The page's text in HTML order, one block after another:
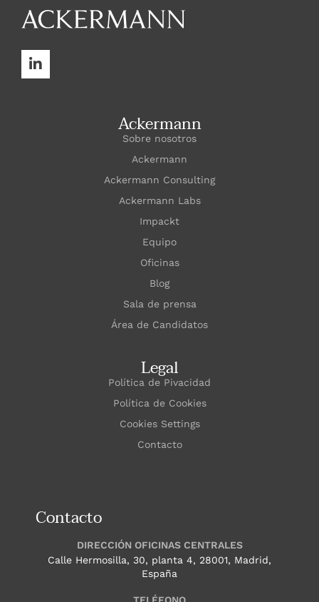
Ackermann
Sobre nosotros
Ackermann
Ackermann Consulting
Ackermann Labs
Impackt
Equipo
Oficinas
Blog
Sala de prensa
Área de Candidatos
Legal
Política de Pivacidad
Política de Cookies
Cookies Settings
Contacto
Contacto
DIRECCIÓN OFICINAS CENTRALES
Calle Hermosilla, 30, planta 4, 28001, Madrid,
España